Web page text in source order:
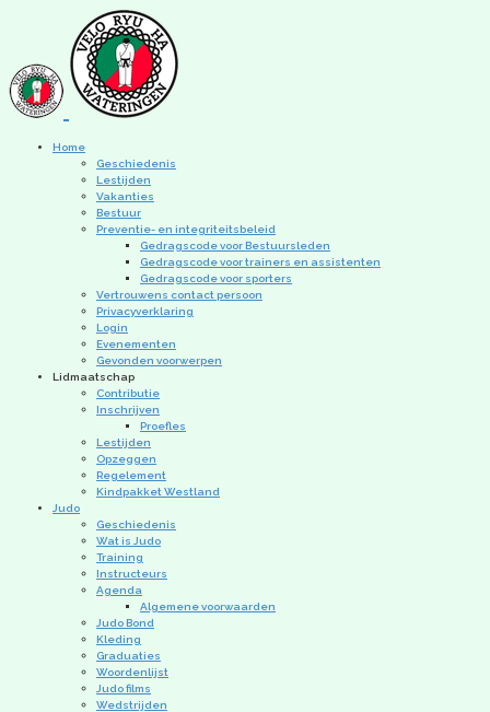
Home
Geschiedenis
Lestijden
Vakanties
Bestuur
Preventie- en integriteitsbeleid
Gedragscode voor Bestuursleden
Gedragscode voor trainers en assistenten
Gedragscode voor sporters
Vertrouwens contact persoon
Privacyverklaring
Login
Evenementen
Gevonden voorwerpen
Lidmaatschap
Contributie
Inschrijven
Proefles
Lestijden
Opzeggen
Regelement
Kindpakket Westland
Judo
Geschiedenis
Wat is Judo
Training
Instructeurs
Agenda
Algemene voorwaarden
Judo Bond
Kleding
Graduaties
Woordenlijst
Judo films
Wedstrijden